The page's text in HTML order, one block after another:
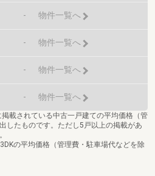
- 物件一覧へ
- 物件一覧へ
- 物件一覧へ
- 物件一覧へ
載されている中古一戸建ての平均価格（管
したものです。ただし5戸以上の掲載があ
の平均価格（管理費・駐車場代などを除